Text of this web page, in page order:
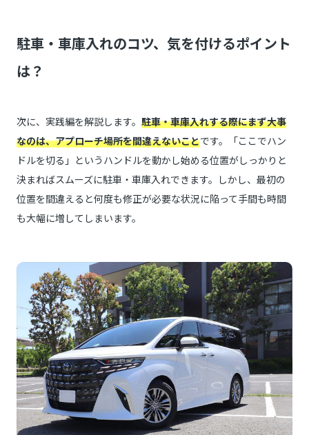
駐車・車庫入れのコツ、気を付けるポイント
は？
次に、実践編を解説します。 駐車・車庫入れする際にまず大事
なのは、アプローチ場所を間違えないことです。「ここでハン
ドルを切る」というハンドルを動かし始める位置がしっかりと
決まればスムーズに駐車・車庫入れできます。しかし、最初の
位置を間違えると何度も修正が必要な状況に陥って手間も時間
も大幅に増してしまいます。